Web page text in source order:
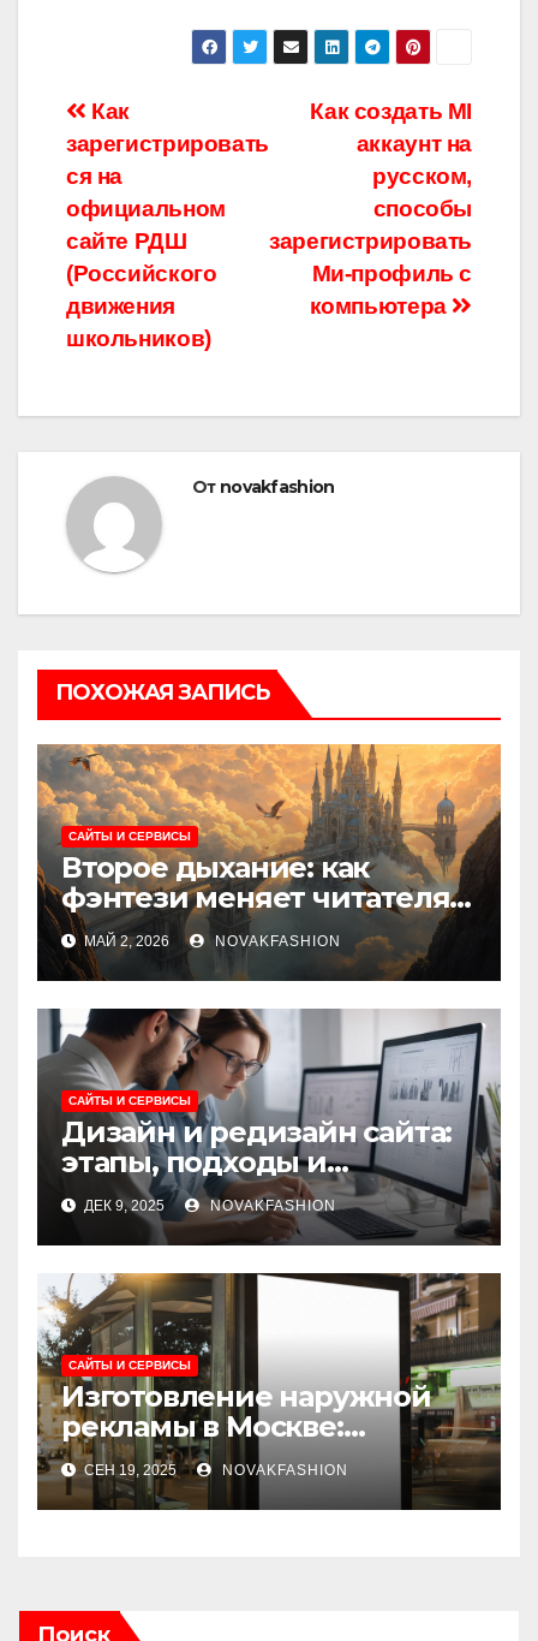
Навигация
по
записям
Как создать MI
аккаунт на
русском,
способы
зарегистрировать
Ми-профиль с
компьютера
Как
зарегистрировать
ся на
официальном
сайте РДШ
(Российского
движения
школьников)
От novakfashion
ПОХОЖАЯ ЗАПИСЬ
САЙТЫ И СЕРВИСЫ
Второе дыхание: как
фэнтези меняет читателя и
культуру
МАЙ 2, 2026 NOVAKFASHION
САЙТЫ И СЕРВИСЫ
Дизайн и редизайн сайта:
этапы, подходы и
ключевые требования
ДЕК 9, 2025 NOVAKFASHION
САЙТЫ И СЕРВИСЫ
Изготовление наружной
рекламы в Москве:
современные решения и
этапы реализации
СЕН 19, 2025 NOVAKFASHION
Поиск